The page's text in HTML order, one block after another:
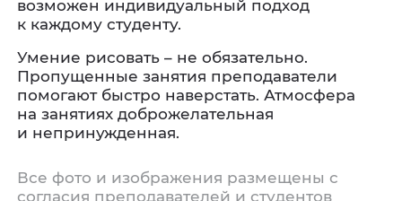
возможен индивидуальный подход
к каждому студенту.
Умение рисовать – не обязательно.
Пропущенные занятия преподаватели
помогают быстро наверстать. Атмосфера
на занятиях доброжелательная
и непринужденная.
Все фото и изображения размещены с
согласия преподавателей и студентов